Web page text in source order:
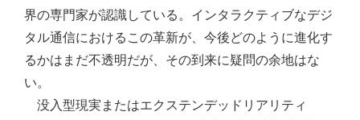
界の専門家が認識している。インタラクティブなデジ
タル通信におけるこの革新が、今後どのように進化す
るかはまだ不透明だが、その到来に疑問の余地はな
い。
没入型現実またはエクステンデッドリアリティ